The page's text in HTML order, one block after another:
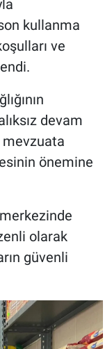
kullanma
ve
devam
mevzuata
önemine
olarak
güvenli